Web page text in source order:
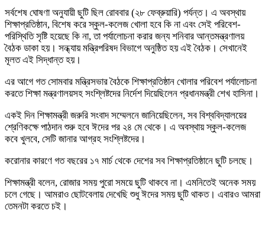
সর্বশেষ ঘোষণা অনুযায়ী ছুটি ছিল রোববার (২৮ ফেব্রুয়ারি) পর্যন্ত। এ অবস্থায়
শিক্ষাপ্রতিষ্ঠান, বিশেষ করে স্কুল-কলেজ খোলা হবে কি না এবং সেই পরিবেশ-
পরিস্থিতি সৃষ্টি হয়েছে কি না, তা পর্যালোচনা করার জন্য শনিবার আন্তমন্ত্রণালয়
বৈঠক ডাকা হয়। সন্ধ্যায় মন্ত্রিপরিষদ বিভাগে অনুষ্ঠিত হয় এই বৈঠক। সেখানেই
মূলত এই সিদ্ধান্ত হয়।
এর আগে গত সোমবার মন্ত্রিসভার বৈঠকে শিক্ষাপ্রতিষ্ঠান খোলার পরিবেশ পর্যালোচনা
করতে শিক্ষা মন্ত্রণালয়সহ সংশ্লিষ্টদের নির্দেশ দিয়েছিলেন প্রধানমন্ত্রী শেখ হাসিনা।
একই দিন শিক্ষামন্ত্রী জরুরি সংবাদ সম্মেলনে জানিয়েছিলেন, সব বিশ্ববিদ্যালয়ের
শ্রেণিকক্ষে পাঠদান শুরু হবে ঈদের পর ২৪ মে থেকে। এ অবস্থায় স্কুল-কলেজ
কবে খুলবে, সেটি জানার আগ্রহ সংশ্লিষ্টদের।
করোনার কারণে গত বছরের ১৭ মার্চ থেকে দেশের সব শিক্ষাপ্রতিষ্ঠানে ছুটি চলছে।
শিক্ষামন্ত্রী বলেন, রোজার সময় পুরো সময়ে ছুটি থাকবে না। এমনিতেই অনেক সময়
চলে গেছে। আমরাও ছোটবেলায় দেখেছি শুধু ঈদের সময় ছুটি থাকত। এবারও আমরা
তেমনটা করতে চই।